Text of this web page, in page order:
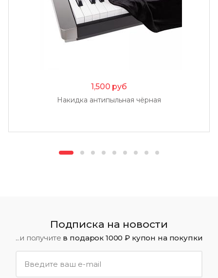
1,500 руб
Накидка антипыльная чёрная
Подписка на новости
...и получите в подарок 1000 ₽ купон на покупки